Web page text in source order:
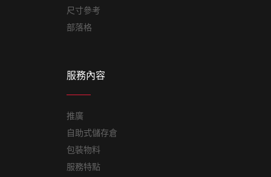
尺寸參考
部落格
服務內容
推廣
自助式儲存倉
包裝物料
服務特點